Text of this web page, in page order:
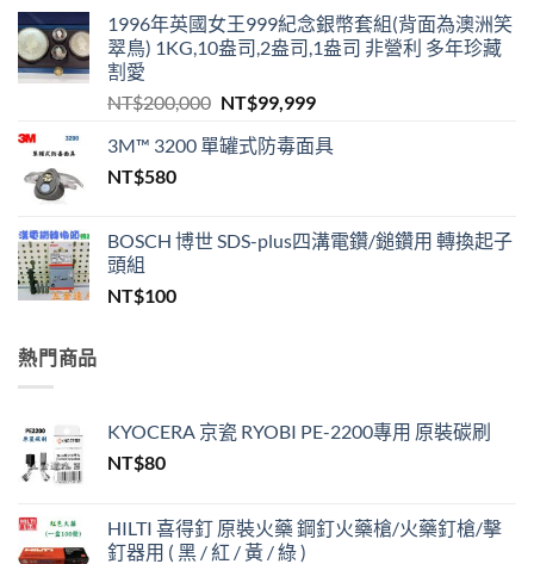
1996年英國女王999紀念銀幣套組(背面為澳洲笑
翠鳥) 1KG,10盎司,2盎司,1盎司 非營利 多年珍藏
割愛
NT$200,000 原
價
NT$99,999目
價
3M™ 3200 單罐式防毒面具
NT$580
BOSCH 博世 SDS-plus四溝電鑽/鎚鑽用 轉換起子
頭組
NT$100
熱門商品
KYOCERA 京瓷 RYOBI PE-2200專用 原裝碳刷
NT$80
HILTI 喜得釘 原裝火藥 鋼釘火藥槍/火藥釘槍/擊
釘器用 ( 黑 / 紅 / 黃 / 綠 )